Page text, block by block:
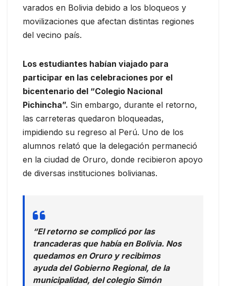
varados en Bolivia debido a los bloqueos y
movilizaciones que afectan distintas regiones
del vecino país.
Los estudiantes habían viajado para
participar en las celebraciones por el
bicentenario del “Colegio Nacional
Pichincha”. Sin embargo, durante el retorno,
las carreteras quedaron bloqueadas,
impidiendo su regreso al Perú. Uno de los
alumnos relató que la delegación permaneció
en la ciudad de Oruro, donde recibieron apoyo
de diversas instituciones bolivianas.
“El retorno se complicó por las
trancaderas que había en Bolivia. Nos
quedamos en Oruro y recibimos
ayuda del Gobierno Regional, de la
municipalidad, del colegio Simón